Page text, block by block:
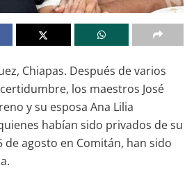
Chiapas. Después de varios
los maestros José
y su esposa Ana Lilia
habían sido privados de su
de agosto en Comitán, han sido